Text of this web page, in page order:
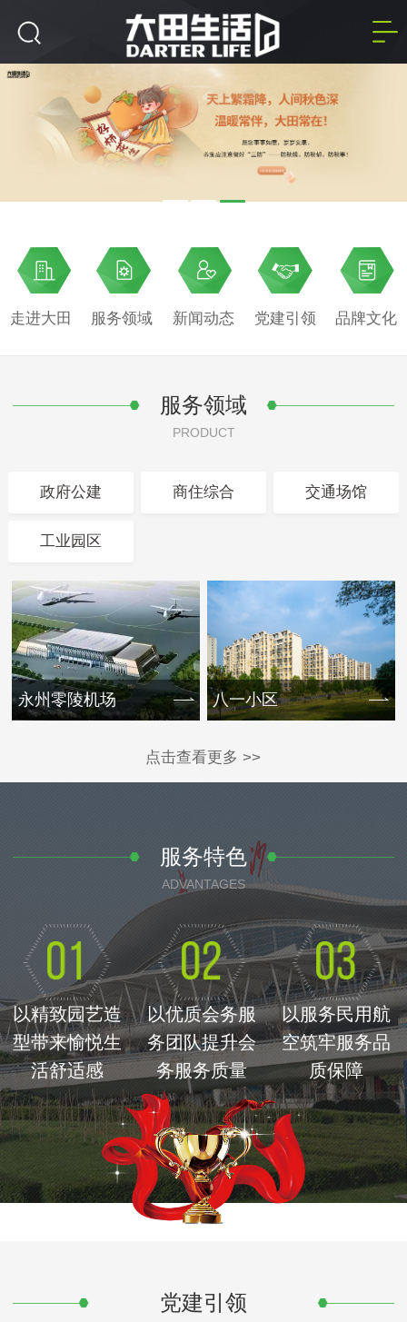
走进大田 服务领域 新闻动态 党建引领 品牌文化
服务领域
PRODUCT
政府公建 商住综合 交通场馆
工业园区
永州零陵机场 八一小区
点击查看更多 >>
服务特色
ADVANTAGES
以精致园艺造
型带来愉悦生
活舒适感
以优质会务服
务团队提升会
务服务质量
以服务民用航
空筑牢服务品
质保障
党建引领